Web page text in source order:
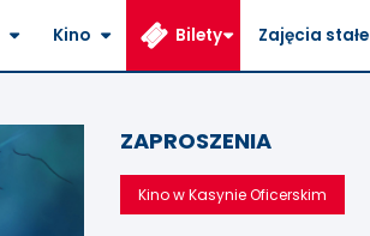
Kino Bilety Zajęcia stałe
ZAPROSZENIA
Kino w Kasynie Oficerskim